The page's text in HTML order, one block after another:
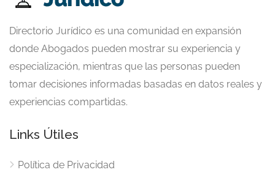
Directorio Jurídico es una comunidad en expansión
donde Abogados pueden mostrar su experiencia y
especialización, mientras que las personas pueden
tomar decisiones informadas basadas en datos reales y
experiencias compartidas.
Links Útiles
Política de Privacidad